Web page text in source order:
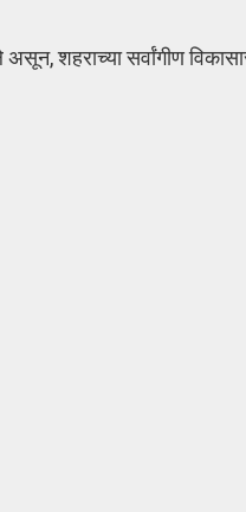
असून, शहराच्या सर्वांगीण